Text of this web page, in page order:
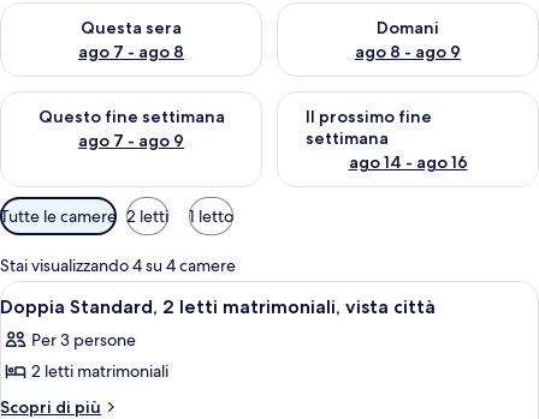
Questa sera
ago 7 - ago 8
Verifica la disponibilità per questa sera, ago 7 - ago 8
Domani
ago 8 - ago 9
Verifica la disponibilità per
Questo fine settimana
ago 7 - ago 9
Verifica la disponibilità per questo fine settimana, ago 7 - ago
Il prossimo fine
settimana
ago 14 - ago 16
Verifica la disponibilità per il
Filtri
disponibili
per
le
camere
Tutte le camere 2 letti 1 letto
Stai visualizzando 4 su 4 camere
Apri
tutte
le
foto
per
Una moderna camera d'albergo con
3
Doppia Standard, 2 letti matrimoniali, vista città
Per 3 persone
2 letti matrimoniali
Scopri di più
Altri